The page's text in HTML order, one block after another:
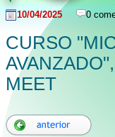
10/04/2025 0
CURSO
MEET